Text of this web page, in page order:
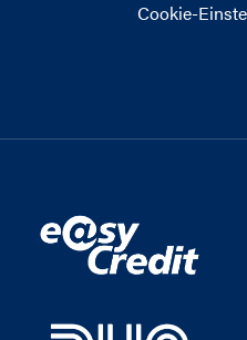
Cookie-